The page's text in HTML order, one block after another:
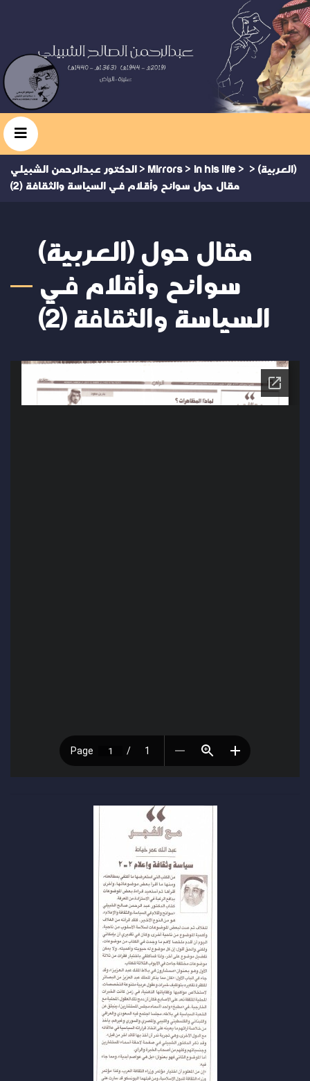
الدكتور عبدالرحمن الشبيلي > Mirrors > in his life > > (العربية)
مقال حول سوانح وأقلام في السياسة والثقافة (2)
(العربية) مقال حول
سوانح وأقلام في
السياسة والثقافة (2)